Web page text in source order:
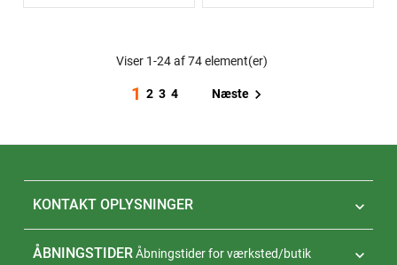
Viser 1-24 af 74 element(er)
1 2 3 4 Næste
KONTAKT OPLYSNINGER 
ÅBNINGSTIDER 
Åbningstider for værksted/butik